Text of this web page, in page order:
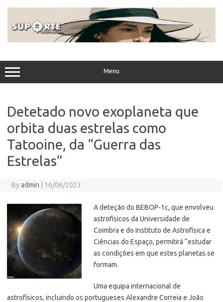
Menu
Detetado novo exoplaneta que
orbita duas estrelas como
Tatooine, da “Guerra das
Estrelas”
Byadmin 16/06/2023
A deteção do BEBOP-1c, que envolveu
astrofísicos da Universidade de
Coimbra e do Instituto de Astrofísica e
Ciências do Espaço, permitirá “estudar
as condições em que estes planetas se
formam.
Uma equipa internacional de
astrofísicos, incluindo os portugueses Alexandre Correia e João